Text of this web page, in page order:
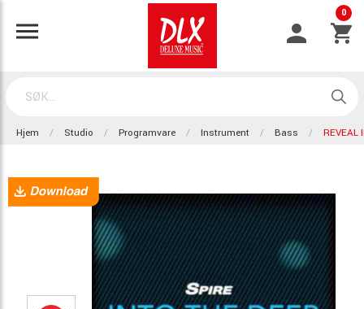
0
Hjem Studio Programvare Instrument Bass REVEAL